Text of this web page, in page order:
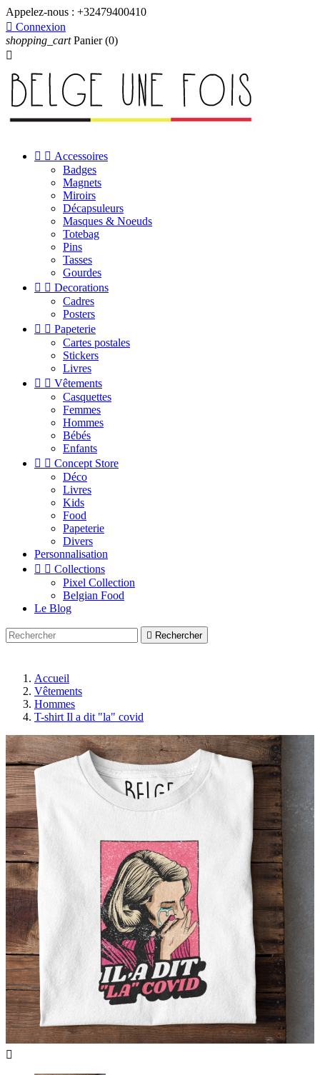
Appelez-nous : +32479400410
 Connexion
shopping_cart Panier (0)

  Accessoires
Badges
Magnets
Miroirs
Décapsuleurs
Masques & Noeuds
Totebag
Pins
Tasses
Gourdes
  Decorations
Cadres
Posters
  Papeterie
Cartes postales
Stickers
Livres
  Vêtements
Casquettes
Femmes
Hommes
Bébés
Enfants
  Concept Store
Déco
Livres
Kids
Food
Papeterie
Divers
Personnalisation
  Collections
Pixel Collection
Belgian Food
Le Blog
 Rechercher
Accueil
Vêtements
Hommes
T-shirt Il a dit "la" covid
